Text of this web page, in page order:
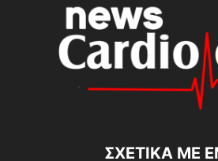
ΣΧΕΤΙΚΆ ΜΕ